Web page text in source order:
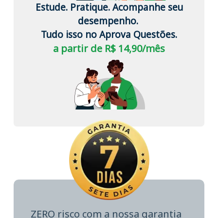
Estude. Pratique. Acompanhe seu
desempenho.
Tudo isso no Aprova Questões.
a partir de R$ 14,90/mês
ZERO risco com a nossa garantia